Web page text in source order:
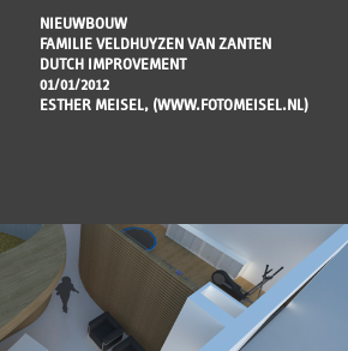
NIEUWBOUW
FAMILIE VELDHUYZEN VAN ZANTEN
DUTCH IMPROVEMENT
01/01/2012
ESTHER MEISEL, (WWW.FOTOMEISEL.NL)